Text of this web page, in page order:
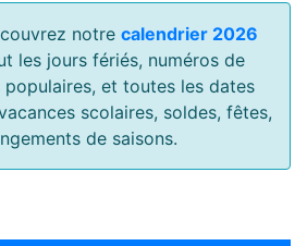
notre calendrier 2026
les jours fériés, numéros de
populaires, et toutes les dates
scolaires, soldes, fêtes,
de saisons.